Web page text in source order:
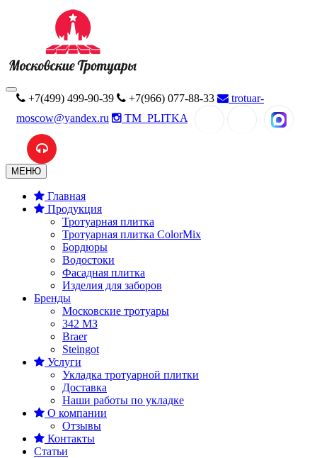
+7(499) 499-90-39 +7(966) 077-88-33
trotuar-
moscow@yandex.ru
TM_PLITKA
MAX
МЕНЮ
Главная
Продукция
Тротуарная плитка
Тротуарная плитка ColorMix
Бордюры
Водостоки
Фасадная плитка
Изделия для заборов
Бренды
Московские тротуары
342 MЗ
Braer
Steingot
Услуги
Укладка тротуарной плитки
Доставка
Наши работы по укладке
О компании
Отзывы
Контакты
Статьи